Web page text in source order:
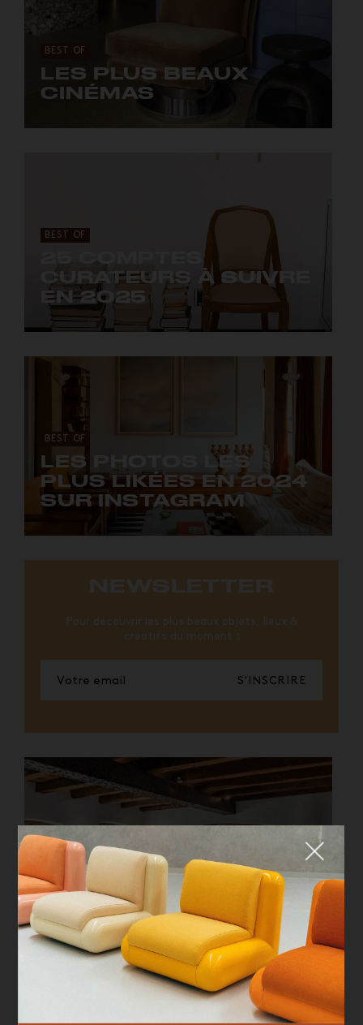
BEST OF
LES PLUS BEAUX
CINÉMAS
BEST OF
CURATEURS À SUIVRE
EN 2025
BEST OF
LES PHOTOS LES
PLUS LIKÉES EN 2024
SUR INSTAGRAM
S'INSCRIRE
BEST OF
4 TENDANCES
D'ARCHITECTURE
ATYPIQUEQUE CHERCHEZ-VOUS ?